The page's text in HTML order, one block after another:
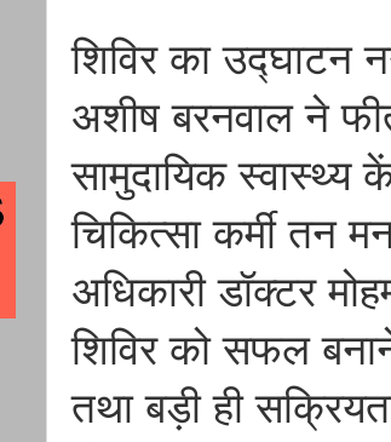
शिविर का उद्घाटन
अशीष बरनवाल ने
सामुदायिक
चिकित्सा कर्मी तन
अधिकारी डॉक्टर
शिविर को सफल
तथा बड़ी ही